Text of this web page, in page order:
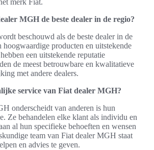
merk Fiat.
MGH de beste dealer in de regio?
beschouwd als de beste dealer in de
hoogwaardige producten en uitstekende
een uitstekende reputatie
de meest betrouwbare en kwalitatieve
met andere dealers.
service van Fiat dealer MGH?
onderscheidt van anderen is hun
Ze behandelen elke klant als individu en
al hun specifieke behoeften en wensen
team van Fiat dealer MGH staat
en advies te geven.